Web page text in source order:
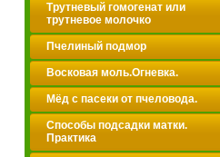
Трутневый гомогенат или
трутневое молочко
Пчелиный подмор
Восковая моль.Огневка.
Мёд с пасеки от пчеловода.
Способы подсадки матки.
Практика